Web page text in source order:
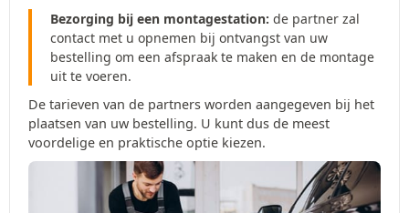
Bezorging bij een montagestation: de partner zal
contact met u opnemen bij ontvangst van uw
bestelling om een afspraak te maken en de montage
uit te voeren.
De tarieven van de partners worden aangegeven bij het
plaatsen van uw bestelling. U kunt dus de meest
voordelige en praktische optie kiezen.